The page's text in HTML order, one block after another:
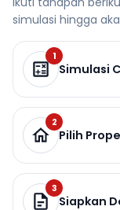
simulasi hingga
1
Simulasi
2
Pilih
3
Siapkan